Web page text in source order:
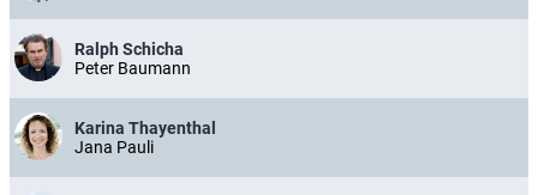
Ralph Schicha
Peter Baumann
Karina Thayenthal
Jana Pauli